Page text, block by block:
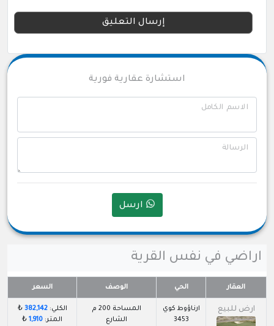
استشارة عقارية فورية
الاسم الكامل
الرسالة
ارسل
اراضي في نفس القرية
العقار الحي الوصف السعر
ارض للبيع
ارناؤوط كوي
3453
المساحة 200 م
الشارع
الكلي:382,142
₺
المتر: 1,910
₺